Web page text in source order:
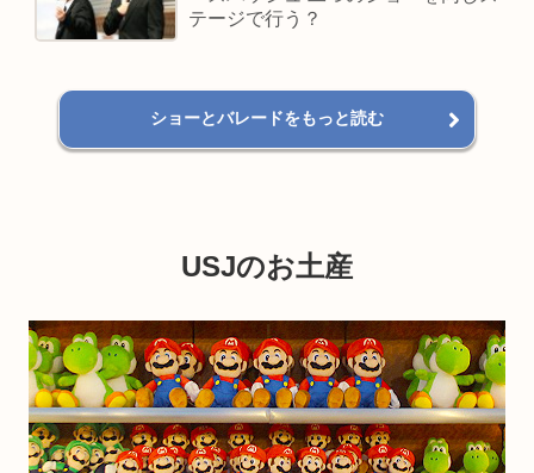
テージで行う？
ショーとバレードをもっと読む
USJのお土産